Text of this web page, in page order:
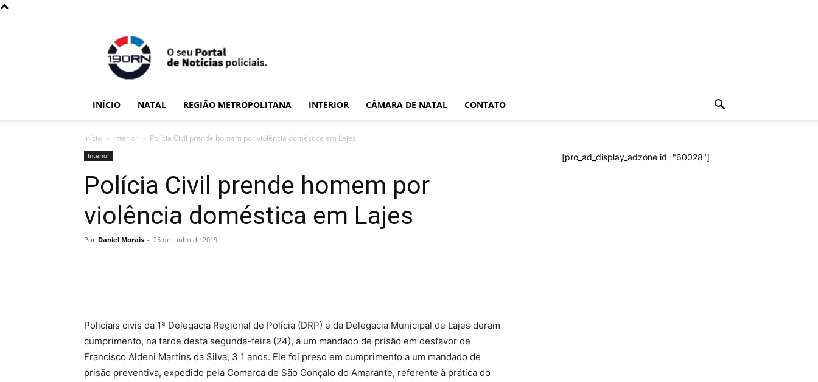
INÍCIO NATAL REGIÃO METROPOLITANA INTERIOR CÂMARA DE NATAL CONTATO
Início Interior Polícia Civil prende homem por violência doméstica em Lajes
Interior
Polícia Civil prende homem por
violência doméstica em Lajes
Por Daniel Morais - 25 de junho de 2019
Policiais civis da 1ª Delegacia Regional de Polícia (DRP) e da Delegacia Municipal de Lajes deram
cumprimento, na tarde desta segunda-feira (24), a um mandado de prisão em desfavor de
Francisco Aldeni Martins da Silva, 3 1 anos. Ele foi preso em cumprimento a um mandado de
prisão preventiva, expedido pela Comarca de São Gonçalo do Amarante, referente à prática do
[pro_ad_display_adzone id="60028"]